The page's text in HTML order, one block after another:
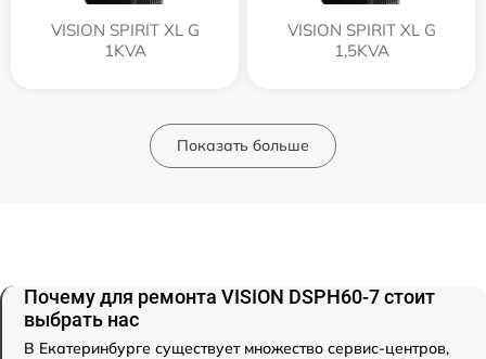
VISION SPIRIT XL G
1KVA
VISION SPIRIT XL G
1,5KVA
Показать больше
Почему для ремонта VISION DSPH60-7 стоит
выбрать нас
В Екатеринбурге существует множество сервис-центров,